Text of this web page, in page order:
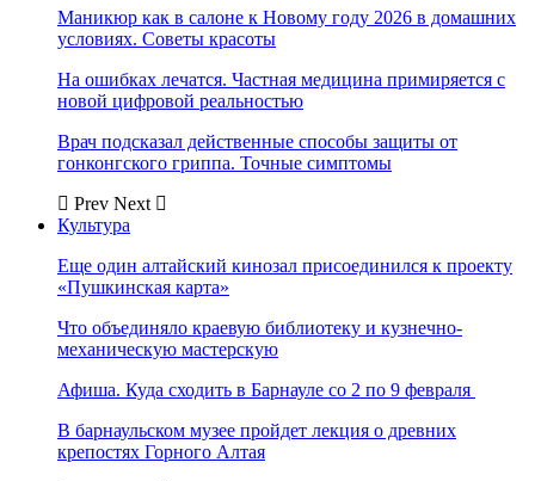
Маникюр как в салоне к Новому году 2026 в домашних
условиях. Советы красоты
На ошибках лечатся. Частная медицина примиряется с
новой цифровой реальностью
Врач подсказал действенные способы защиты от
гонконгского гриппа. Точные симптомы
Prev Next
Культура
Еще один алтайский кинозал присоединился к проекту
«Пушкинская карта»
Что объединяло краевую библиотеку и кузнечно-
механическую мастерскую
Афиша. Куда сходить в Барнауле со 2 по 9 февраля
В барнаульском музее пройдет лекция о древних
крепостях Горного Алтая